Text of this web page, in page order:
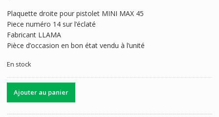
Plaquette droite pour pistolet MINI MAX 45
Piece numéro 14 sur l’éclaté
Fabricant LLAMA
Pièce d’occasion en bon état vendu à l’unité
En stock
de
Ajouter au panier